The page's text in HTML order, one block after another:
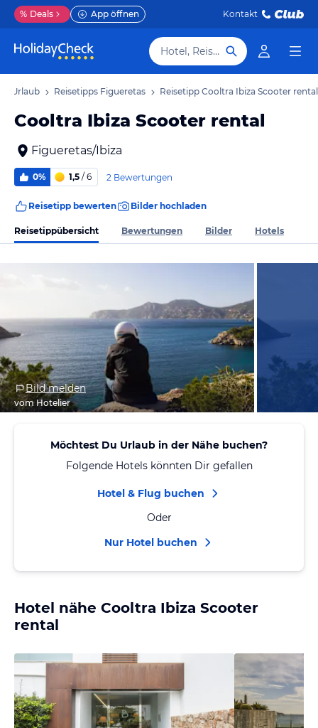
% Deals App öffnen Kontakt
Hotel, Reiseziel
Urlaub Reisetipps Figueretas Reisetipp Cooltra Ibiza Scooter rental
Cooltra Ibiza Scooter rental
Figueretas/Ibiza
0% 1,5 / 6 2 Bewertungen
Reisetipp bewerten Bilder hochladen
Reisetippübersicht Bewertungen Bilder Hotels
Bild melden
vom Hotelier
Möchtest Du Urlaub in der Nähe buchen?
Folgende Hotels könnten Dir gefallen
Hotel & Flug buchen
Oder
Nur Hotel buchen
Hotel nähe Cooltra Ibiza Scooter
rental